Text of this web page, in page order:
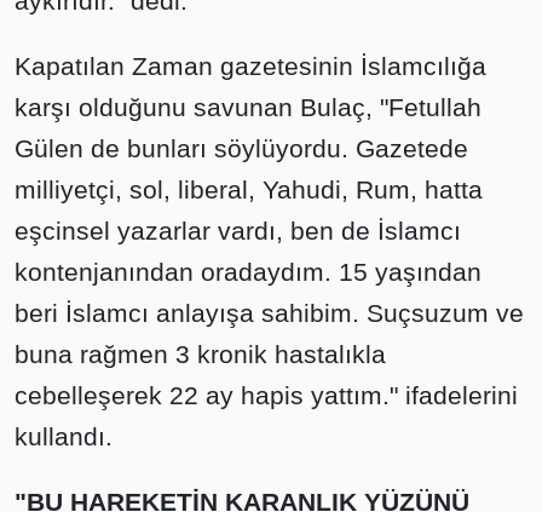
Kapatılan Zaman gazetesinin İslamcılığa
karşı olduğunu savunan Bulaç, "Fetullah
Gülen de bunları söylüyordu. Gazetede
milliyetçi, sol, liberal, Yahudi, Rum, hatta
eşcinsel yazarlar vardı, ben de İslamcı
kontenjanından oradaydım. 15 yaşından
beri İslamcı anlayışa sahibim. Suçsuzum ve
buna rağmen 3 kronik hastalıkla
cebelleşerek 22 ay hapis yattım." ifadelerini
kullandı.
"BU HAREKETİN KARANLIK YÜZÜNÜ